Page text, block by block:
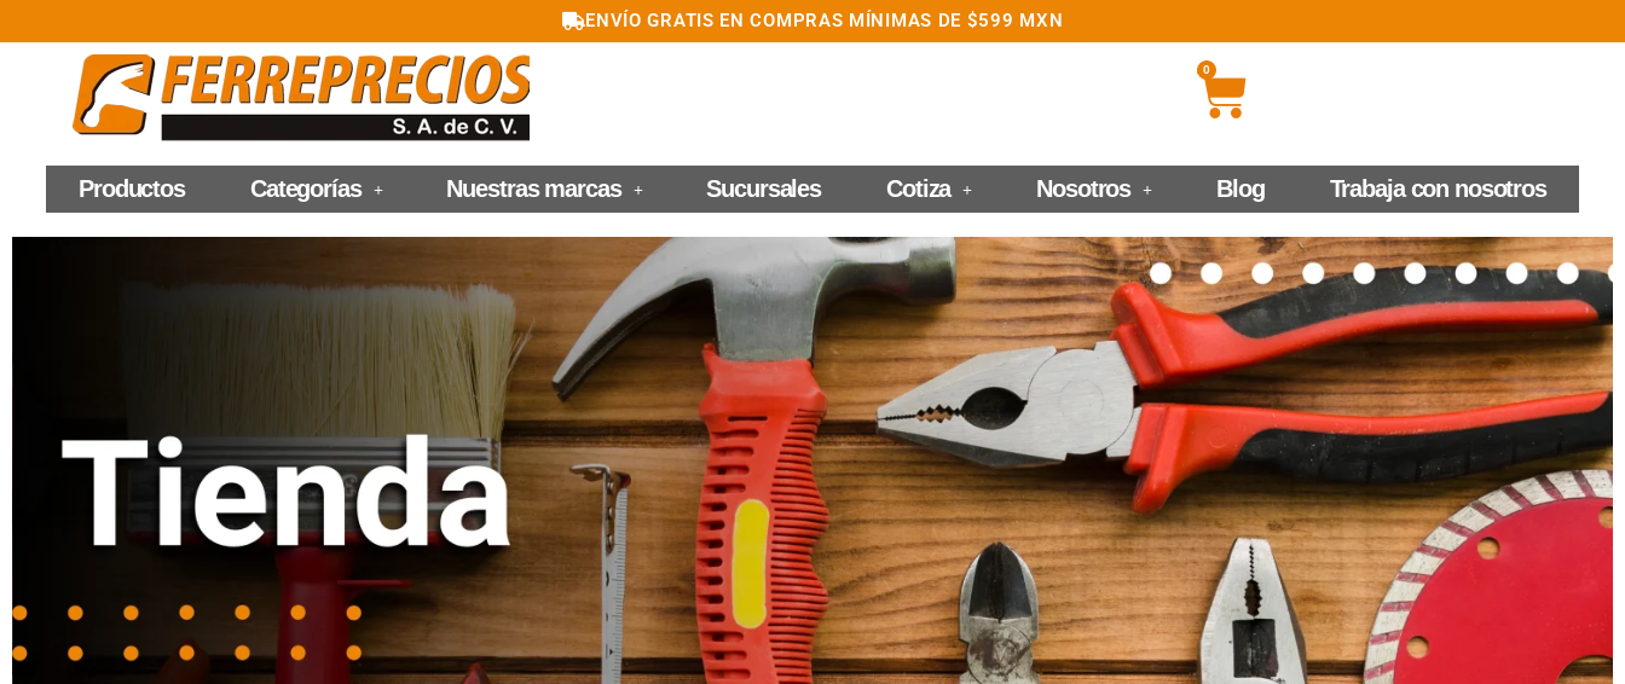
ENVÍO GRATIS EN COMPRAS MÍNIMAS DE $599 MXN
0
Productos Categorías Nuestras marcas Sucursales Cotiza Nosotros Blog Trabaja con nosotros